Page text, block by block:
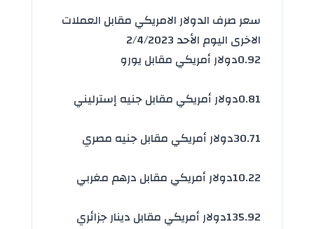
سعر صرف الدولار الامريكي مقابل العملات
الاخرى اليوم الأحد 2/4/2023
0.92دولار أمريكي مقابل يورو
0.81دولار أمريكي مقابل جنيه إسترليني
30.71دولار أمريكي مقابل جنيه مصري
10.22دولار أمريكي مقابل درهم مغربي
135.92دولار أمريكي مقابل دينار جزائري